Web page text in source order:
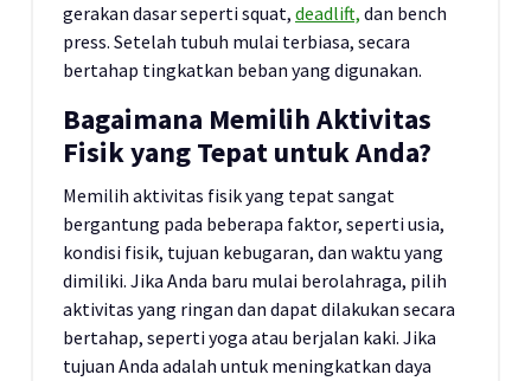
gerakan dasar seperti squat, deadlift, dan bench
press. Setelah tubuh mulai terbiasa, secara
bertahap tingkatkan beban yang digunakan.
Bagaimana Memilih Aktivitas
Fisik yang Tepat untuk Anda?
Memilih aktivitas fisik yang tepat sangat
bergantung pada beberapa faktor, seperti usia,
kondisi fisik, tujuan kebugaran, dan waktu yang
dimiliki. Jika Anda baru mulai berolahraga, pilih
aktivitas yang ringan dan dapat dilakukan secara
bertahap, seperti yoga atau berjalan kaki. Jika
tujuan Anda adalah untuk meningkatkan daya